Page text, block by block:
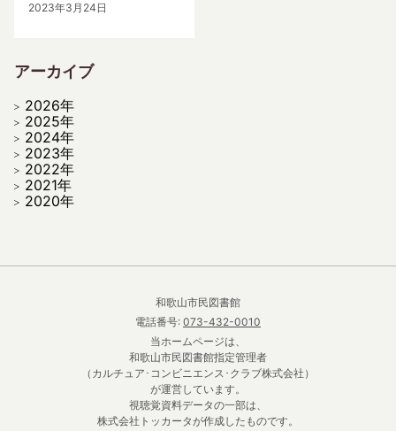
2023年3月24日
アーカイブ
2026年
2025年
2024年
2023年
2022年
2021年
2020年
和歌山市民図書館
電話番号: 073-432-0010
当ホームページは、
和歌山市民図書館指定管理者
（カルチュア･コンビニエンス･クラブ株式会社）
が運営しています。
視聴覚資料データの一部は、
株式会社トッカータが作成したものです。